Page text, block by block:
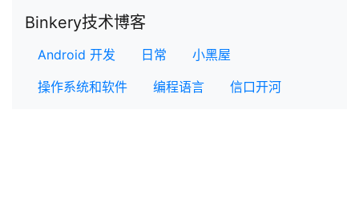
Binkery技术博客
Android 开发 日常
小黑屋
操作系统和软件
编程语言 信口开河